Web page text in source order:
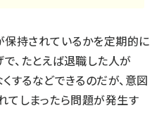
保持されているかを定期的に
で、たとえば退職した人が
るなどできるのだが、意図
てしまったら問題が発生す